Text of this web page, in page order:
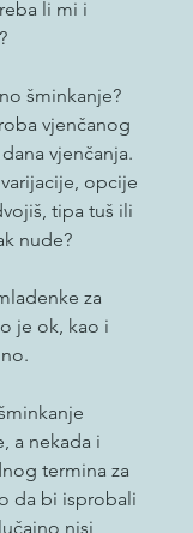
li mi i
šminkanje?
vjenčanog
vjenčanja.
opcije
tipa tuš ili
nude?
za
je ok, kao i
a nekada i
termina za
da bi isprobali
nisi